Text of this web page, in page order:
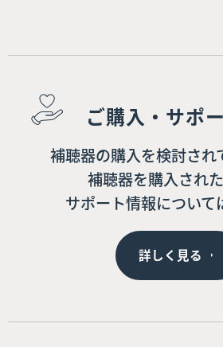
ご購入・サポ
補聴器の購入を検討され
補聴器を購入された
サポート情報について
詳しく見る